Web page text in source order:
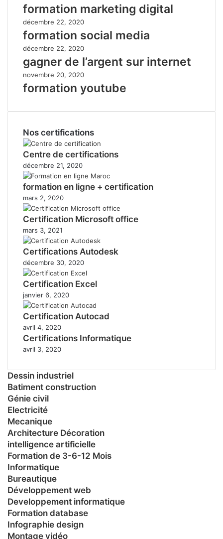
formation marketing digital
décembre 22, 2020
formation social media
décembre 22, 2020
gagner de l’argent sur internet
novembre 20, 2020
formation youtube
Nos certifications
Centre de certifications
décembre 21, 2020
formation en ligne + certification
mars 2, 2020
Certification Microsoft office
mars 3, 2021
Certifications Autodesk
décembre 30, 2020
Certification Excel
janvier 6, 2020
Certification Autocad
avril 4, 2020
Certifications Informatique
avril 3, 2020
Dessin industriel
Batiment construction
Génie civil
Electricité
Mecanique
Architecture Décoration
intelligence artificielle
Formation de 3-6-12 Mois
Informatique
Bureautique
Développement web
Developpement informatique
Formation database
Infographie design
Montage vidéo